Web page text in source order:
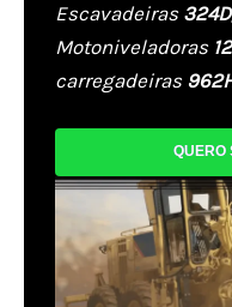
Escavadeiras
Motoniveladoras
carregadeiras
QUERO